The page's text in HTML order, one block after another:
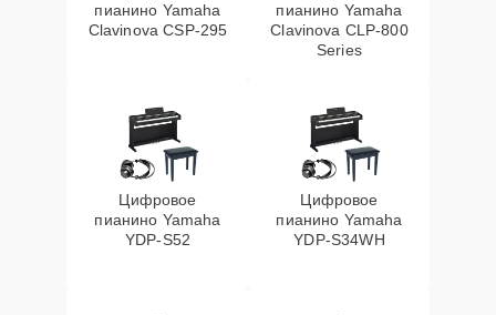
пианино Yamaha
Clavinova CSP-295
пианино Yamaha
Clavinova CLP-800
Series
Цифровое
пианино Yamaha
YDP-S52
Цифровое
пианино Yamaha
YDP-S34WH